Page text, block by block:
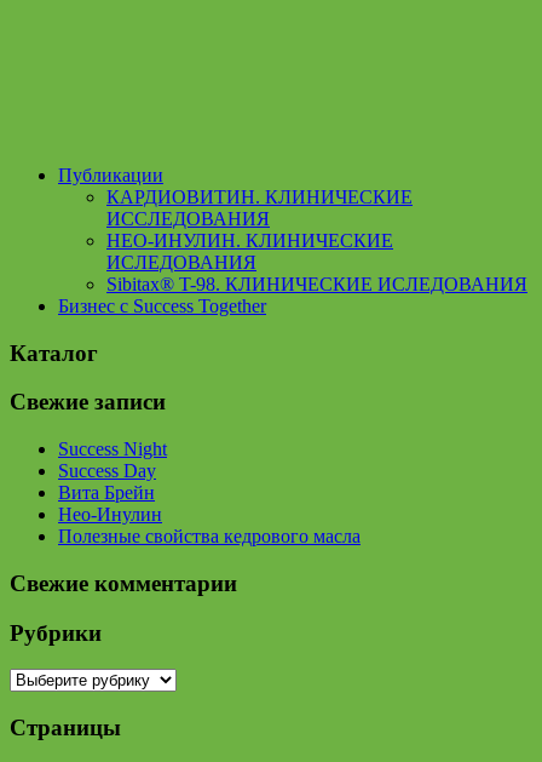
Публикации
КАРДИОВИТИН. КЛИНИЧЕСКИЕ
ИССЛЕДОВАНИЯ
НЕО-ИНУЛИН. КЛИНИЧЕСКИЕ
ИСЛЕДОВАНИЯ
Sibitax® T-98. КЛИНИЧЕСКИЕ ИСЛЕДОВАНИЯ
Бизнес с Success Together
Каталог
Свежие записи
Success Night
Success Day
Вита Брейн
Нео-Инулин
Полезные свойства кедрового масла
Свежие комментарии
Рубрики
Рубрики
Страницы